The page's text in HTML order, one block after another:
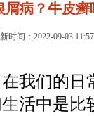
屑病？牛皮
时间：2022-09-03
我们的日
活中是比